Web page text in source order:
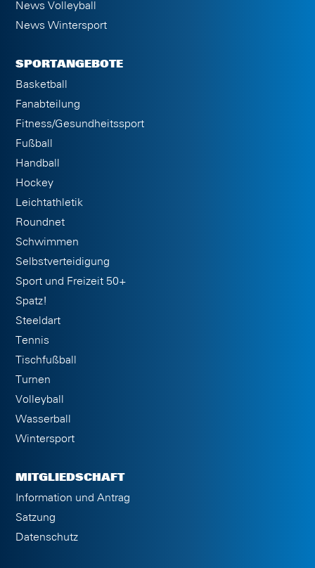
News Volleyball
News Wintersport
SPORTANGEBOTE
Basketball
Fanabteilung
Fitness/Gesundheitssport
Fußball
Handball
Hockey
Leichtathletik
Roundnet
Schwimmen
Selbstverteidigung
Sport und Freizeit 50+
Spatz!
Steeldart
Tennis
Tischfußball
Turnen
Volleyball
Wasserball
Wintersport
MITGLIEDSCHAFT
Information und Antrag
Satzung
Datenschutz